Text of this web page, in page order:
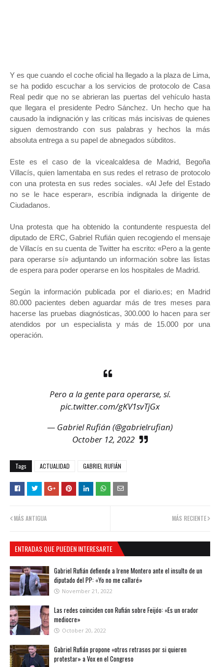
Y es que cuando el coche oficial ha llegado a la plaza de Lima,
se ha podido escuchar a los servicios de protocolo de Casa
Real pedir que no se abrieran las puertas del vehículo hasta
que llegara el presidente Pedro Sánchez. Un hecho que ha
causado la indignación y las críticas más incisivas de quienes
siguen demostrando con sus palabras y hechos la más
absoluta entrega a su papel de abnegados súbditos.
Este es el caso de la vicealcaldesa de Madrid, Begoña
Villacís, quien lamentaba en sus redes el retraso de protocolo
con una protesta en sus redes sociales. «Al Jefe del Estado
no se le hace esperar», escribía indignada la dirigente de
Ciudadanos.
Una protesta que ha obtenido la contundente respuesta del
diputado de ERC, Gabriel Rufián quien recogiendo el mensaje
de Villacís en su cuenta de Twitter ha escrito: «Pero a la gente
para operarse sí» adjuntando un información sobre las listas
de espera para poder operarse en los hospitales de Madrid.
Según la información publicada por el diario.es; en Madrid
80.000 pacientes deben aguardar más de tres meses para
hacerse las pruebas diagnósticas, 300.000 lo hacen para ser
atendidos por un especialista y más de 15.000 por una
operación.
Pero a la gente para operarse, sí.
pic.twitter.com/gKV1svTjGx
— Gabriel Rufián (@gabrielrufian)
October 12, 2022
Tags ACTUALIDAD GABRIEL RUFIÁN
MÁS RECIENTE
MÁS ANTIGUA
ENTRADAS QUE PUEDEN INTERESARTE
Gabriel Rufián defiende a Irene Montero ante el insulto de un
diputado del PP: «Yo no me callaré»
November 21, 2022
Las redes coinciden con Rufián sobre Feijóo: «Es un orador
mediocre»
October 20, 2022
Gabriel Rufián propone «otros retrasos por si quieren
protestar» a Vox en el Congreso